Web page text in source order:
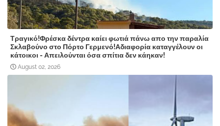
Τραγικό!Φρέσκα δέντρα καίει φωτιά πάνω απο την παραλία
Σκλαβούνο στο Πόρτο Γερμενό!Αδιαφορία καταγγέλουν οι
κάτοικοι - Απειλούνται όσα σπίτια δεν κάηκαν!
August 02, 2026